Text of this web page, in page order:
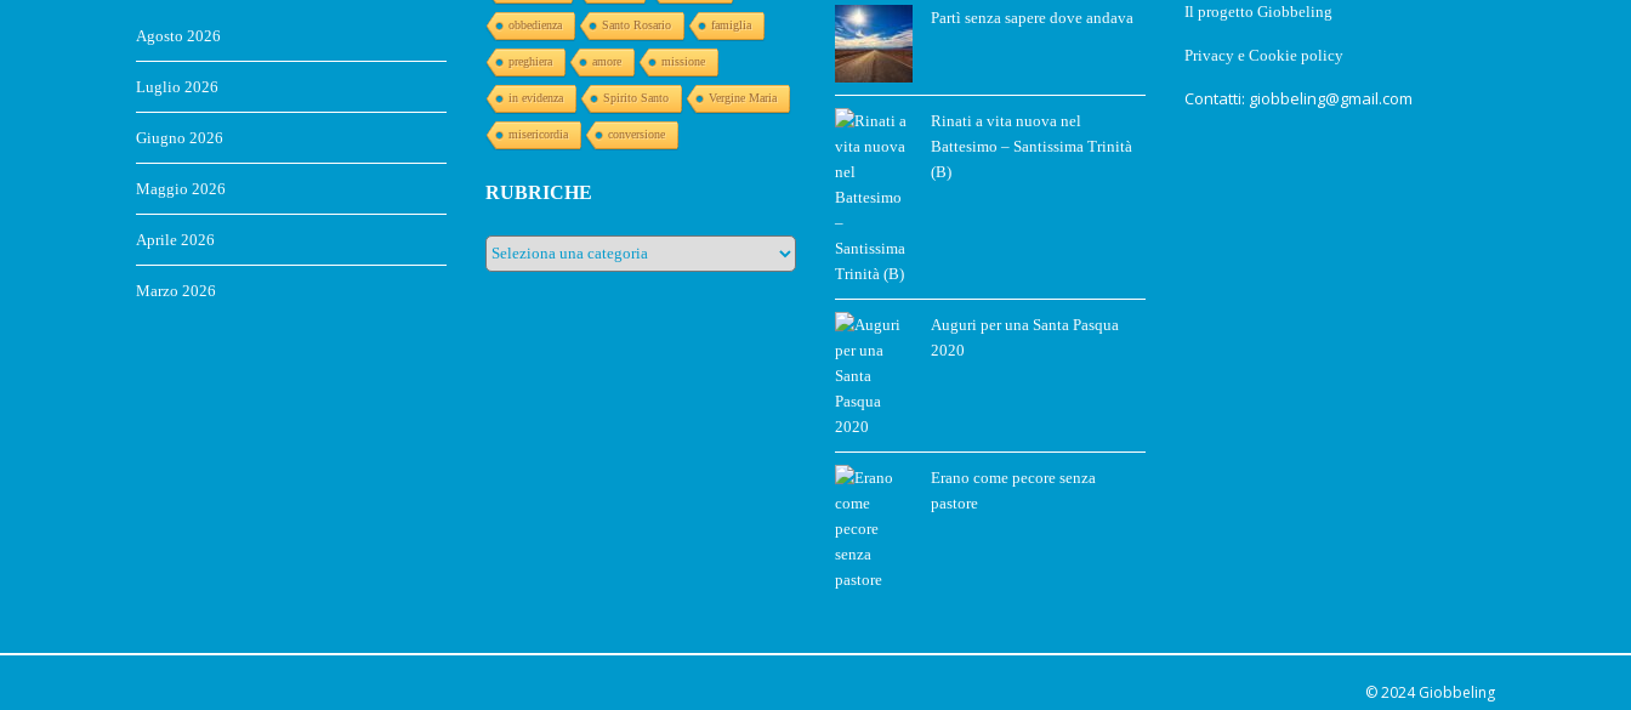
Agosto 2026
Luglio 2026
Giugno 2026
Maggio 2026
Aprile 2026
Marzo 2026
obbedienza Santo Rosario famiglia
preghiera amore missione
in evidenza Spirito Santo Vergine Maria
misericordia conversione
RUBRICHE
Rubriche
Partì senza sapere dove andava
Rinati a vita nuova nel
Battesimo – Santissima Trinità
(B)
Auguri per una Santa Pasqua
2020
Erano come pecore senza
pastore
Il progetto Giobbeling
Privacy e Cookie policy
Contatti: giobbeling@gmail.com
© 2024Giobbeling